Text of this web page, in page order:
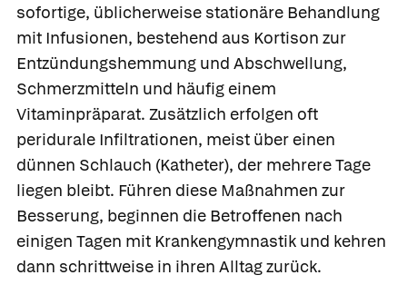
sofortige, üblicherweise stationäre Behandlung
mit Infusionen, bestehend aus Kortison zur
Entzündungshemmung und Abschwellung,
Schmerzmitteln und häufig einem
Vitaminpräparat. Zusätzlich erfolgen oft
peridurale Infiltrationen, meist über einen
dünnen Schlauch (Katheter), der mehrere Tage
liegen bleibt. Führen diese Maßnahmen zur
Besserung, beginnen die Betroffenen nach
einigen Tagen mit Krankengymnastik und kehren
dann schrittweise in ihren Alltag zurück.